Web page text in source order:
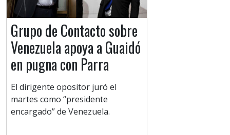
Grupo de Contacto sobre
Venezuela apoya a Guaidó
en pugna con Parra
El dirigente opositor juró el
martes como “presidente
encargado” de Venezuela.